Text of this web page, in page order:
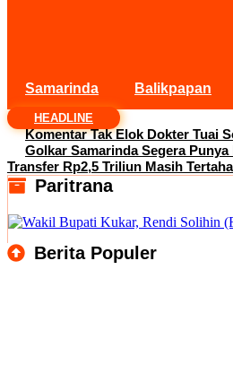
Samarinda Balikpapan
HEADLINE
Komentar Tak Elok Dokter Tuai
Golkar Samarinda Segera
Transfer Rp2,5 Triliun Masih
Paritrana
Berita Populer